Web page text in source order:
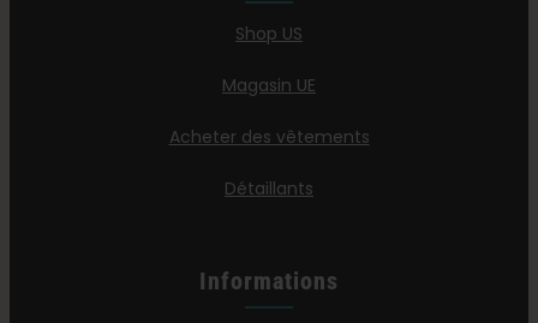
Shop US
Magasin UE
Acheter des vêtements
Détaillants
Informations